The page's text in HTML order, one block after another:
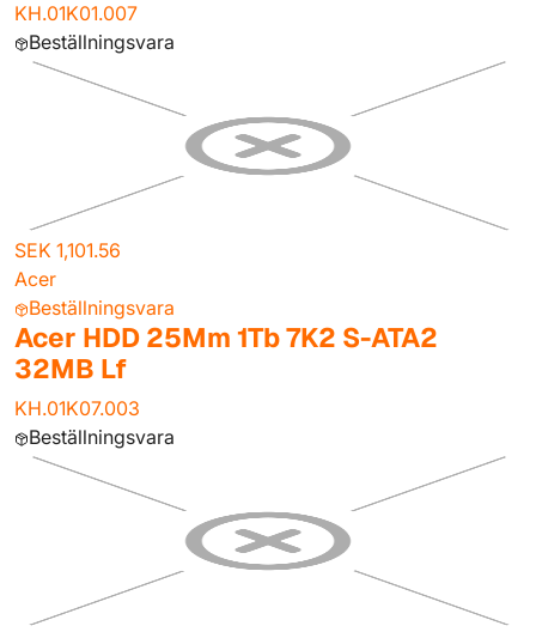
KH.01K01.007
Beställningsvara
SEK 1,101.56
Acer
Beställningsvara
Acer HDD 25Mm 1Tb 7K2 S-ATA2
32MB Lf
KH.01K07.003
Beställningsvara